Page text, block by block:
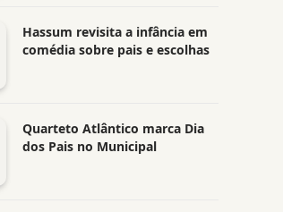
Hassum revisita a infância em
comédia sobre pais e escolhas
Quarteto Atlântico marca Dia
dos Pais no Municipal